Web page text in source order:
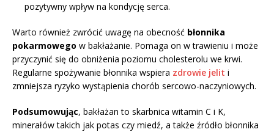
pozytywny wpływ na kondycję serca.
Warto również zwrócić uwagę na obecność błonnika
pokarmowego w bakłażanie. Pomaga on w trawieniu i może
przyczynić się do obniżenia poziomu cholesterolu we krwi.
Regularne spożywanie błonnika wspiera zdrowie jelit i
zmniejsza ryzyko wystąpienia chorób sercowo-naczyniowych.
Podsumowując, bakłażan to skarbnica witamin C i K,
minerałów takich jak potas czy miedź, a także źródło błonnika